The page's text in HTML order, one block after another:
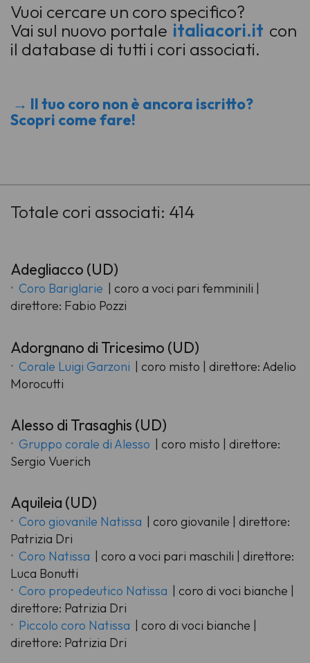
Vuoi cercare un coro specifico?
Vai sul nuovo portale italiacori.it con
il database di tutti i cori associati.
→ Il tuo coro non è ancora iscritto?
Scopri come fare!
Totale cori associati: 414
Adegliacco (UD)
Coro Bariglarie | coro a voci pari femminili |
direttore: Fabio Pozzi
Adorgnano di Tricesimo (UD)
Corale Luigi Garzoni | coro misto | direttore: Adelio
Morocutti
Alesso di Trasaghis (UD)
Gruppo corale di Alesso | coro misto | direttore:
Sergio Vuerich
Aquileia (UD)
Coro giovanile Natissa | coro giovanile | direttore:
Patrizia Dri
Coro Natissa | coro a voci pari maschili | direttore:
Luca Bonutti
Coro propedeutico Natissa | coro di voci bianche |
direttore: Patrizia Dri
Piccolo coro Natissa | coro di voci bianche |
direttore: Patrizia Dri